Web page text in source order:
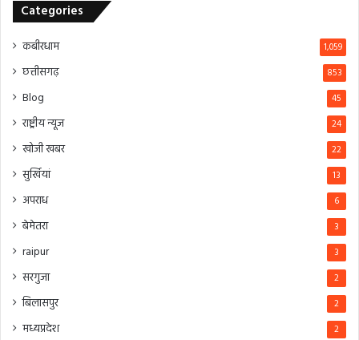
Categories
कबीरधाम 1,059
छत्तीसगढ़ 853
Blog 45
राष्ट्रीय न्यूज 24
खोजी खबर 22
सुर्खियां 13
अपराध 6
बेमेतरा 3
raipur 3
सरगुजा 2
बिलासपुर 2
मध्यप्रदेश 2